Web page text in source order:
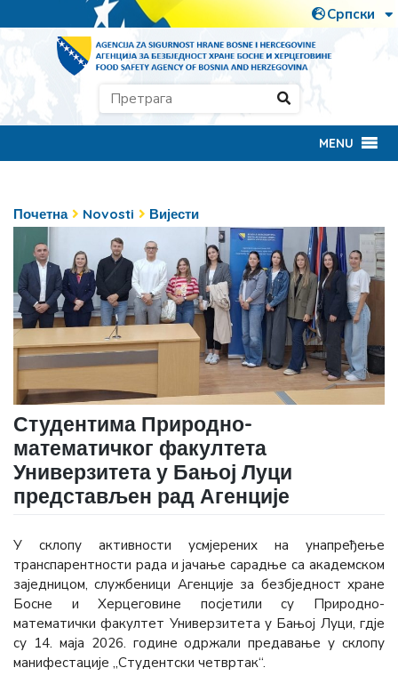
MENU
Почетна Novosti Вијести
Студентима Природно-
математичког факултета
Универзитета у Бањој Луци
представљен рад Агенције
У склопу активности усмјерених на унапређење
транспарентности рада и јачање сарадње сa академском
заједницом, службеници Агенције за безбједност хране
Босне и Херцеговине посјетили су Природно-
математички факултет Универзитета у Бањој Луци, гдје
су 14. маја 2026. године одржали предавање у склопу
манифестације „Студентски четвртак“.